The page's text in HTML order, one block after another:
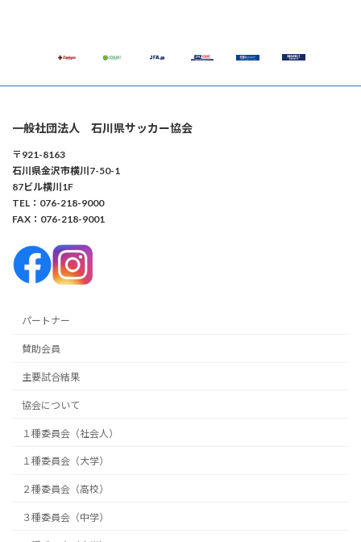
一般社団法人 石川県サッカー協会
〒921-8163
石川県金沢市横川7-50-1
87ビル横川1F
TEL：076-218-9000
FAX：076-218-9001
パートナー
賛助会員
主要試合結果
協会について
１種委員会（社会人）
１種委員会（大学）
２種委員会（高校）
３種委員会（中学）